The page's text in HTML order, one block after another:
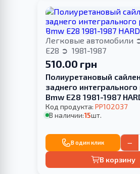
Легковые автомобили
E28
1981-1987
510.00 грн
Полиуретановый
заднего
Bmw E28 1981-1987
Код продукта: PP102037
В наличии:15шт.
В один клик −
В корзину